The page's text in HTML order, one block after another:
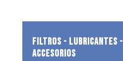
FILTROS - LUBRICANTES
ACCESORIOS